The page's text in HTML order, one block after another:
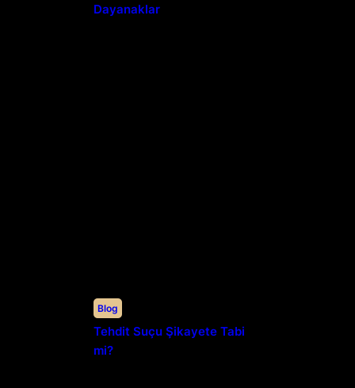
Dayanaklar
Blog
Tehdit Suçu Şikayete Tabi
mi?